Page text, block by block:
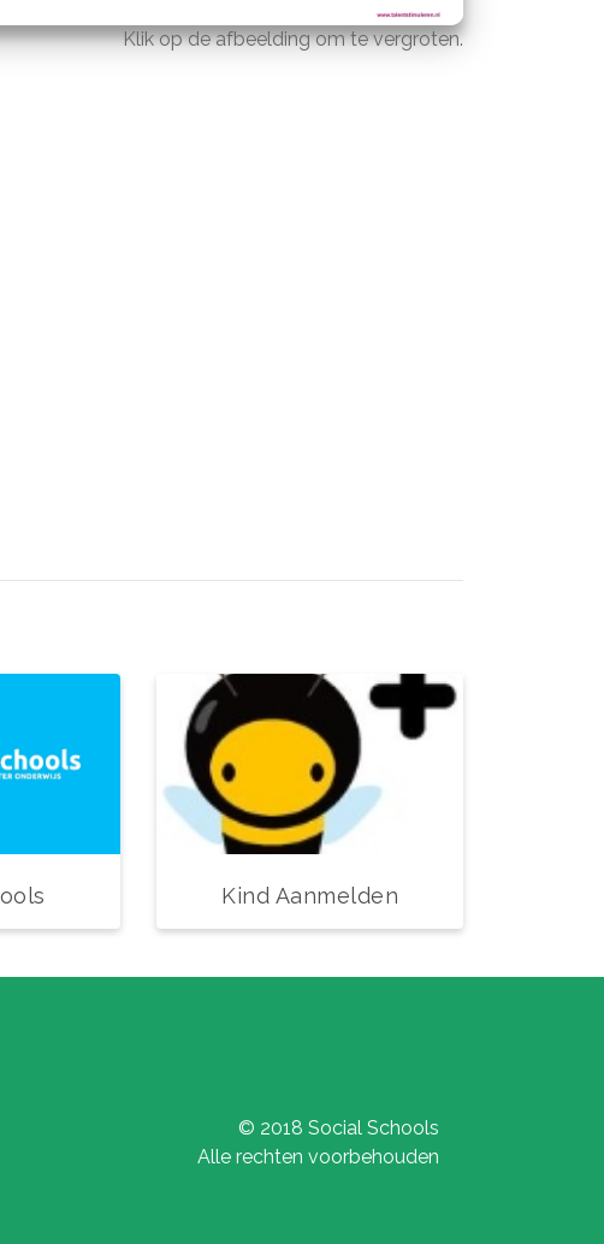
Klik op de afbeelding om te vergroten.
Kind Aanmelden
© 2018 Social Schools
Alle rechten voorbehouden